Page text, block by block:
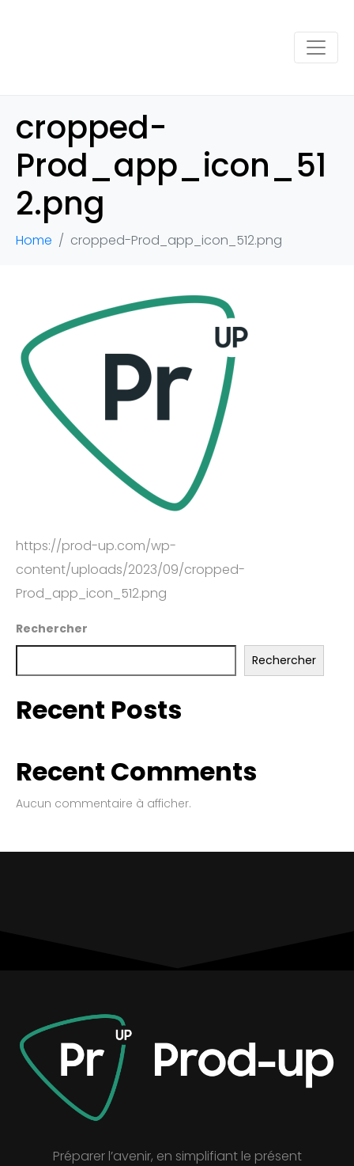
cropped-
Prod_app_icon_51
2.png
Home cropped-Prod_app_icon_512.png
https://prod-up.com/wp-
content/uploads/2023/09/cropped-
Prod_app_icon_512.png
Rechercher
Rechercher
Recent Posts
Recent Comments
Aucun commentaire à afficher.
Préparer l’avenir, en simplifiant le présent